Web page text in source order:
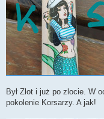
Był Zlot i już po zlocie. W
pokolenie Korsarzy. A jak!